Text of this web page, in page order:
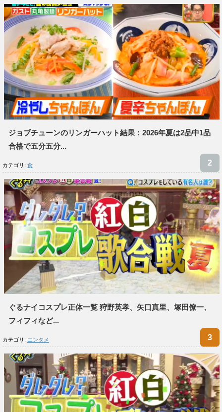
ジョブチューンのリンガーハット結果：2026年夏は2品中1品
合格で五分五分...
カテゴリ: 食
ぐるナイコスプレ正体一覧 狩野英孝、矢口真里、塚田僚一、
フィフィなど...
カテゴリ: エンタメ